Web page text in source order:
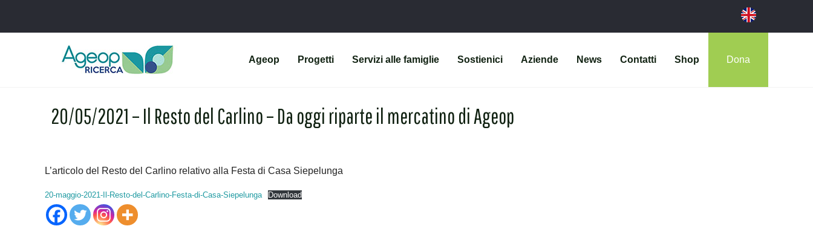
Ageop Progetti Servizi alle famiglie Sostienici Aziende News Contatti Shop Dona
20/05/2021 – Il Resto del Carlino – Da oggi riparte il mercatino di Ageop
L’articolo del Resto del Carlino relativo alla Festa di Casa Siepelunga
20-maggio-2021-Il-Resto-del-Carlino-Festa-di-Casa-Siepelunga Download